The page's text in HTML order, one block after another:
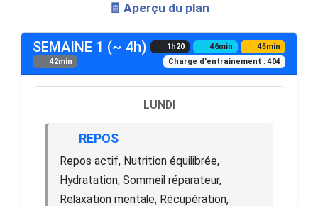
🧾 Aperçu du plan
SEMAINE 1 (~ 4h) 1h20 46min
45min
42min
Charge d'entrainement : 404
LUNDI
REPOS
Repos actif, Nutrition équilibrée,
Hydratation, Sommeil réparateur,
Relaxation mentale, Récupération,